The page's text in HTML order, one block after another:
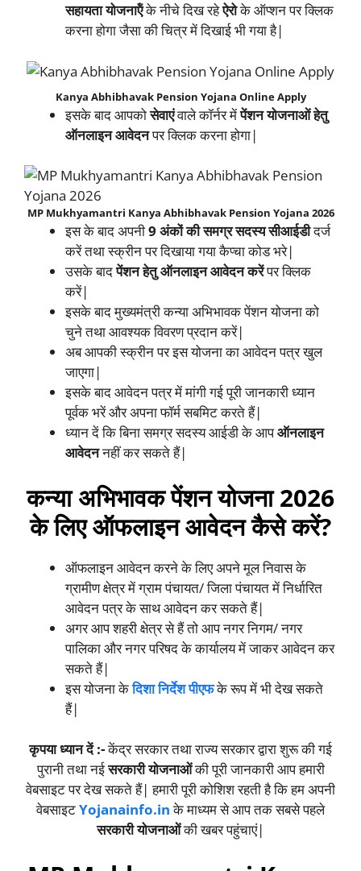
सहायता योजनाऍंके नीचे दिख रहेऐरोके ऑप्शन पर क्लिक
करना होगा जैसा की चित्र में दिखाई भी गया है|
Kanya Abhibhavak Pension Yojana Online Apply
इसके बाद आपकोसेवाएंवाले कॉर्नर मेंपेंशन योजनाओं हेतु
ऑनलाइन आवेदनपर क्लिक करना होगा|
MP Mukhyamantri Kanya Abhibhavak Pension Yojana 2026
इस के बाद अपनी9 अंकों की समग्र सदस्य सीआईडीदर्ज
करें तथा स्क्रीन पर दिखाया गया कैप्चा कोड भरे|
उसके बादपेंशन हेतु ऑनलाइन आवेदन करेंपर क्लिक
करें|
इसके बाद मुख्यमंत्री कन्या अभिभावक पेंशन योजना को
चुने तथा आवश्यक विवरण प्रदान करें|
अब आपकी स्क्रीन पर इस योजना का आवेदन पत्र खुल
जाएगा|
इसके बाद आवेदन पत्र में मांगी गई पूरी जानकारी ध्यान
पूर्वक भरें और अपना फॉर्म सबमिट करते हैं|
ध्यान दें कि बिना समग्र सदस्य आईडी के आपऑनलाइन
आवेदननहीं कर सकते हैं|
कन्या अभिभावक पेंशन योजना 2026
के लिए ऑफलाइन आवेदन कैसे करें?
ऑफलाइन आवेदन करने के लिए अपने मूल निवास के
ग्रामीण क्षेत्र में ग्राम पंचायत/ जिला पंचायत में निर्धारित
आवेदन पत्र के साथ आवेदन कर सकते हैं|
अगर आप शहरी क्षेत्र से हैं तो आप नगर निगम/ नगर
पालिका और नगर परिषद के कार्यालय में जाकर आवेदन कर
सकते हैं|
इस योजना केदिशा निर्देश पीएफके रूप में भी देख सकते
हैं|
कृपया ध्यान दें :-केंद्र सरकार तथा राज्य सरकार द्वारा शुरू की गई
पुरानी तथा नईसरकारी योजनाओंकी पूरी जानकारी आप हमारी
वेबसाइट पर देख सकते हैं| हमारी पूरी कोशिश रहती है कि हम अपनी
वेबसाइटYojanainfo.inके माध्यम से आप तक सबसे पहले
सरकारी योजनाओंकी खबर पहुंचाएं|